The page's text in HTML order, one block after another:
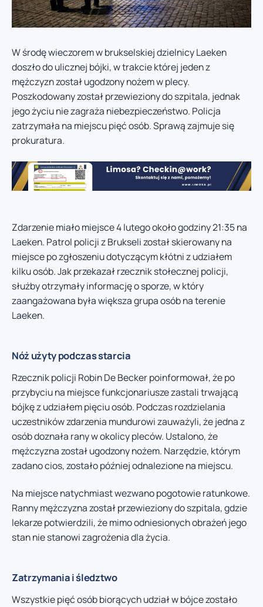
W środę wieczorem w brukselskiej dzielnicy Laeken
doszło do ulicznej bójki, w trakcie której jeden z
mężczyzn został ugodzony nożem w plecy.
Poszkodowany został przewieziony do szpitala, jednak
jego życiu nie zagraża niebezpieczeństwo. Policja
zatrzymała na miejscu pięć osób. Sprawą zajmuje się
prokuratura.
Zdarzenie miało miejsce 4 lutego około godziny 21:35 na
Laeken. Patrol policji z Brukseli został skierowany na
miejsce po zgłoszeniu dotyczącym kłótni z udziałem
kilku osób. Jak przekazał rzecznik stołecznej policji,
służby otrzymały informację o sporze, w który
zaangażowana była większa grupa osób na terenie
Laeken.
Nóż użyty podczas starcia
Rzecznik policji Robin De Becker poinformował, że po
przybyciu na miejsce funkcjonariusze zastali trwającą
bójkę z udziałem pięciu osób. Podczas rozdzielania
uczestników zdarzenia mundurowi zauważyli, że jedna z
osób doznała rany w okolicy pleców. Ustalono, że
mężczyzna został ugodzony nożem. Narzędzie, którym
zadano cios, zostało później odnalezione na miejscu.
Na miejsce natychmiast wezwano pogotowie ratunkowe.
Ranny mężczyzna został przewieziony do szpitala, gdzie
lekarze potwierdzili, że mimo odniesionych obrażeń jego
stan nie stanowi zagrożenia dla życia.
Zatrzymania i śledztwo
Wszystkie pięć osób biorących udział w bójce zostało